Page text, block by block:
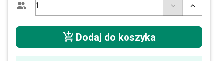
Dodaj do koszyka